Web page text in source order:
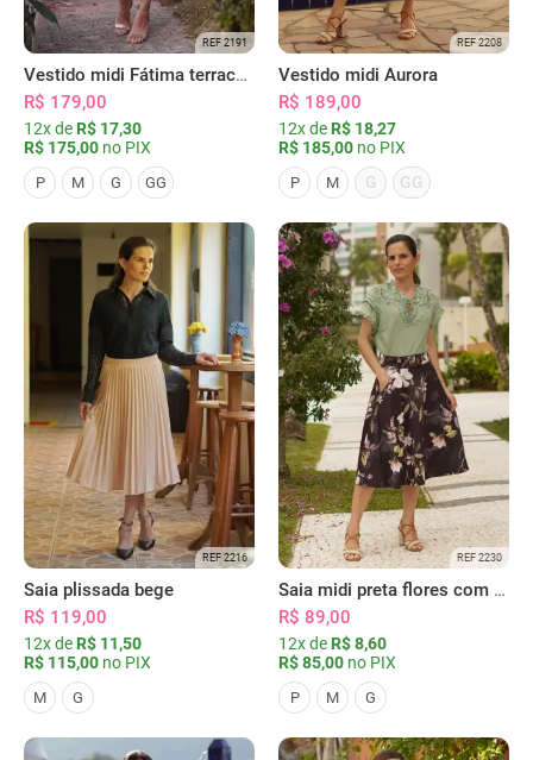
REF 2191
Vestido midi Fátima terracota
R$ 179,00
12x de R$ 17,30
R$ 175,00 no PIX
P M G GG
REF 2208
Vestido midi Aurora
R$ 189,00
12x de R$ 18,27
R$ 185,00 no PIX
P M G GG
REF 2216
Saia plissada bege
R$ 119,00
12x de R$ 11,50
R$ 115,00 no PIX
M G
REF 2230
Saia midi preta flores com bolsos
R$ 89,00
12x de R$ 8,60
R$ 85,00 no PIX
P M G